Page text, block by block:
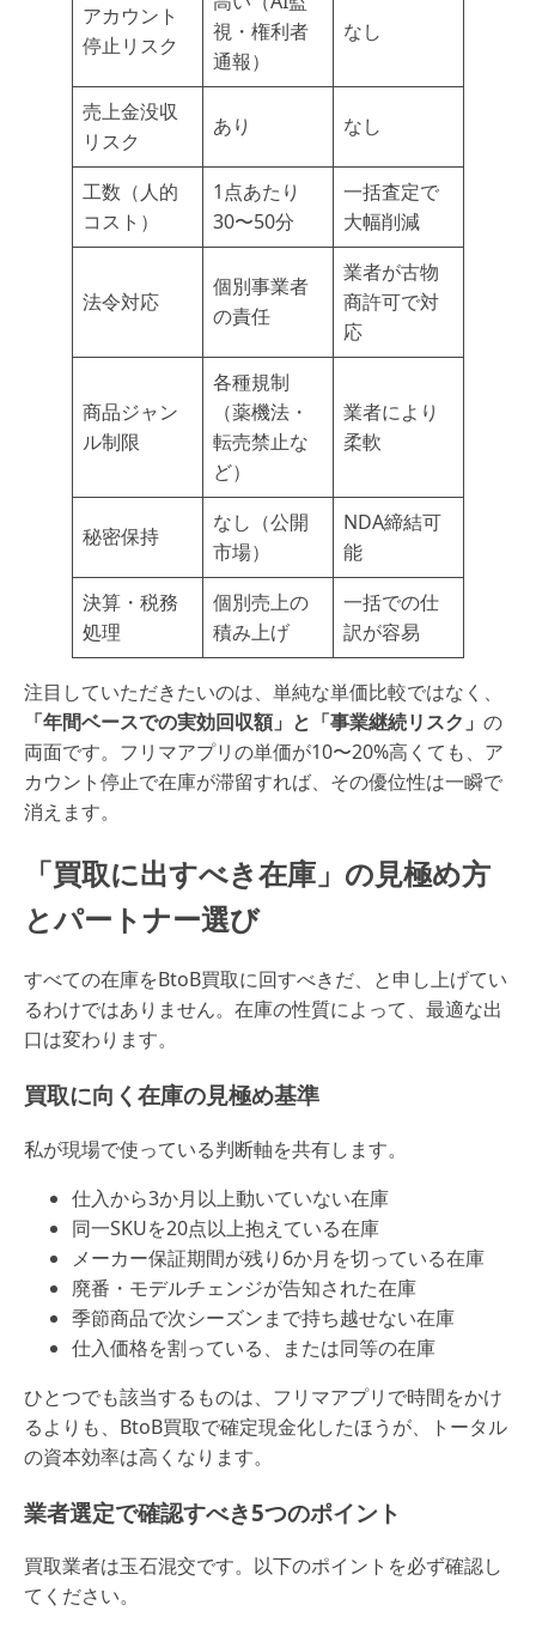
アカウント
停止リスク
視・権利者
通報）
なし
売上金没収
リスク
あり なし
工数（人的
コスト）
1点あたり
30〜50分
一括査定で
大幅削減
法令対応
個別事業者
の責任
業者が古物
商許可で対
応
商品ジャン
ル制限
各種規制
（薬機法・
転売禁止な
ど）
業者により
柔軟
秘密保持
なし（公開
市場）
NDA締結可
能
決算・税務
処理
個別売上の
積み上げ
一括での仕
訳が容易
注目していただきたいのは、単純な単価比較ではなく、
「年間ベースでの実効回収額」と「事業継続リスク」 の
両面です。フリマアプリの単価が10〜20%高くても、ア
カウント停止で在庫が滞留すれば、その優位性は一瞬で
消えます。
「買取に出すべき在庫」の見極め方
とパートナー選び
すべての在庫をBtoB買取に回すべきだ、と申し上げてい
るわけではありません。在庫の性質によって、最適な出
口は変わります。
買取に向く在庫の見極め基準
私が現場で使っている判断軸を共有します。
仕入から3か月以上動いていない在庫
同一SKUを20点以上抱えている在庫
メーカー保証期間が残り6か月を切っている在庫
廃番・モデルチェンジが告知された在庫
季節商品で次シーズンまで持ち越せない在庫
仕入価格を割っている、または同等の在庫
ひとつでも該当するものは、フリマアプリで時間をかけ
るよりも、BtoB買取で確定現金化したほうが、トータル
の資本効率は高くなります。
業者選定で確認すべき5つのポイント
買取業者は玉石混交です。以下のポイントを必ず確認し
てください。